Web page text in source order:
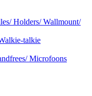
Holders/ Wallmount/
talkie
Microfoons